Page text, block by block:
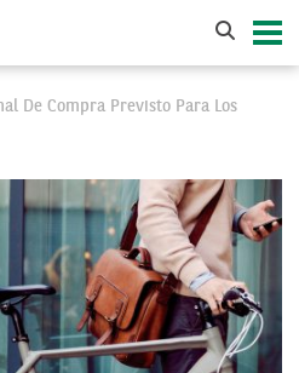
De Compra Previsto Para Los